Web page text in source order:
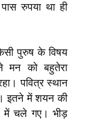
रुपया था ही
पुरुष के विषय
मन को बहुतेरा
पवित्र स्थान
इतने में शयन की
में चले गए। भीड़